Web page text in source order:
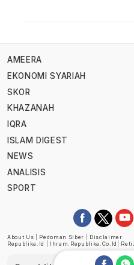
AMEERA
EKONOMI SYARIAH
SKOR
KHAZANAH
IQRA
ISLAM DIGEST
NEWS
ANALISIS
SPORT
About Us Pedoman Siber
Disclaimer
Republika.id
Ihram.republika.co.id